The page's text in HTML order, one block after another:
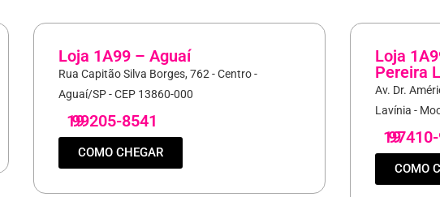
Loja 1A99 – Aguaí
Rua Capitão Silva Borges, 762 - Centro -
Aguaí/SP - CEP 13860-000
19
99205-8541
COMO CHEGAR
Loja
Pereira
Av. Dr.
Lavínia -
19
COMO